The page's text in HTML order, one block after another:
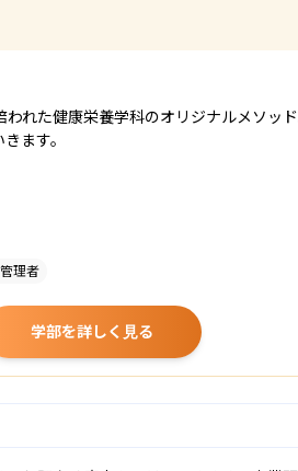
れた健康栄養学科のオリジナルメソッ
ます。
理者
学部を詳しく見る